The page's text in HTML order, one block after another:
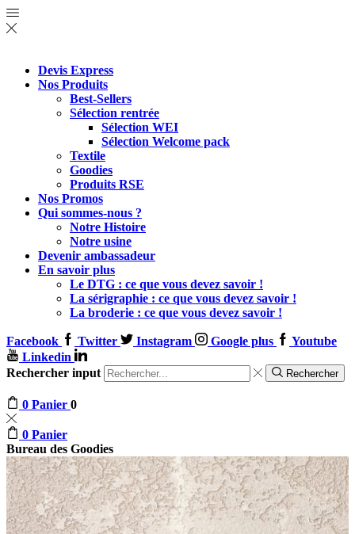
Devis Express
Nos Produits
Best-Sellers
Sélection rentrée
Sélection WEI
Sélection Welcome pack
Textile
Goodies
Produits RSE
Nos Promos
Qui sommes-nous ?
Notre Histoire
Notre usine
Devenir ambassadeur
En savoir plus
Le DTG : ce que vous devez savoir !
La sérigraphie : ce que vous devez savoir !
La broderie : ce que vous devez savoir !
Facebook Twitter Instagram Google plus
Youtube
Linkedin
Rechercher input
Rechercher
0 Panier 0
0 Panier
Bureau des Goodies